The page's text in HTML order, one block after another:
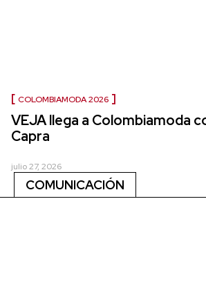
COLOMBIAMODA 2026
VEJA llega a Colombiamoda
Capra
julio 27, 2026
COMUNICACIÓN